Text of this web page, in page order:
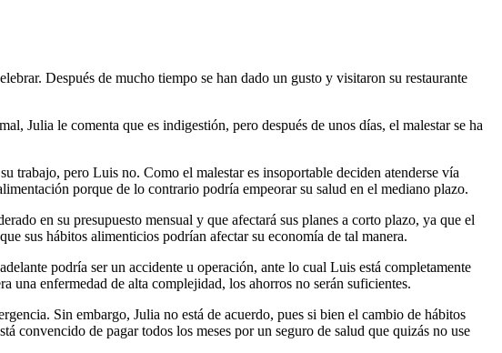
Después de mucho tiempo se han dado un gusto y visitaron su restaurante
Julia le comenta que es indigestión, pero después de unos días, el malestar se ha
trabajo, pero Luis no. Como el malestar es insoportable deciden atenderse vía
porque de lo contrario podría empeorar su salud en el mediano plazo.
en su presupuesto mensual y que afectará sus planes a corto plazo, ya que el
sus hábitos alimenticios podrían afectar su economía de tal manera.
podría ser un accidente u operación, ante lo cual Luis está completamente
una enfermedad de alta complejidad, los ahorros no serán suficientes.
Sin embargo, Julia no está de acuerdo, pues si bien el cambio de hábitos
convencido de pagar todos los meses por un seguro de salud que quizás no use